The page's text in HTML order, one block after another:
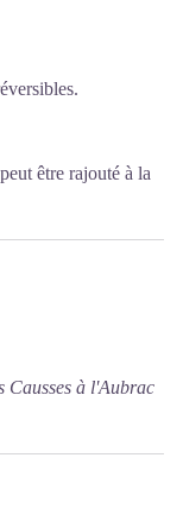
être rajouté à la
Causses à l'Aubrac